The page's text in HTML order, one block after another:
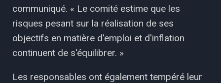
communiqué. « Le comité estime que les
risques pesant sur la réalisation de ses
objectifs en matière d'emploi et d'inflation
continuent de s'équilibrer. »
Les responsables ont également tempéré leur